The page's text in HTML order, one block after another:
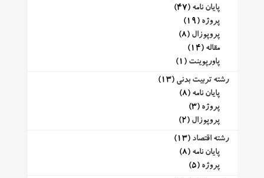
پایان نامه (47)
پروژه (19)
پروپوزال (8)
مقاله (14)
پاورپوینت (1)
رشته تربیت بدنی (13)
پایان نامه (8)
پروژه (3)
پروپوزال (2)
رشته اقتصاد (13)
پایان نامه (8)
پروژه (5)